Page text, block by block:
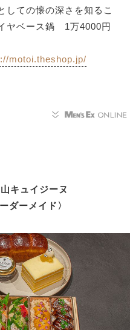
しての懐の深さを知るこ
ヤベース鍋 1万4000円
motoi.theshop.jp/
キュイジーヌ
ダーメイド〉